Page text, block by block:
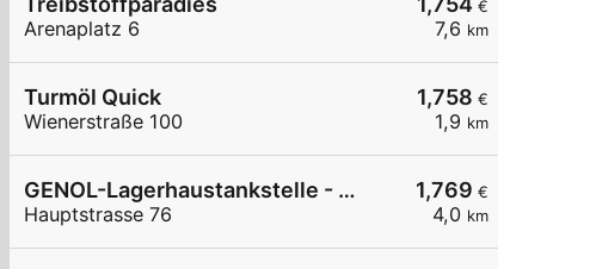
€
7,6 km
Arenaplatz 6
1,758 €
1,9 km
Turmöl Quick
Wienerstraße 100
1,769 €
4,0 km
GENOL-Lagerhaustankstelle - Stöttera
Hauptstrasse 76